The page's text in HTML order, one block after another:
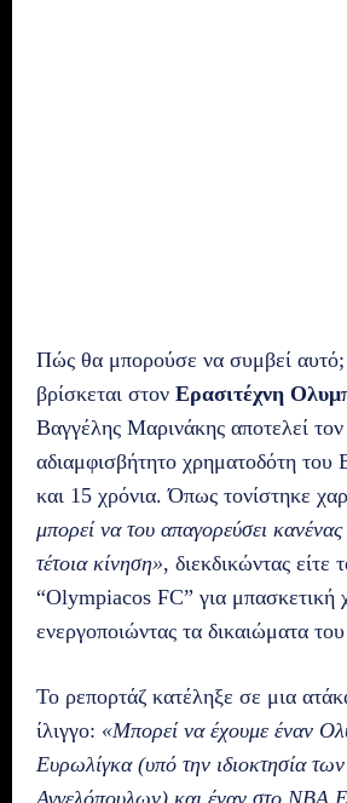
Πώς θα μπορούσε να συμβεί αυτό;
βρίσκεται στον Ερασιτέχνη
Βαγγέλης Μαρινάκης αποτελεί τον
αδιαμφισβήτητο χρηματοδότη του
και 15 χρόνια. Όπως τονίστηκε
μπορεί να του απαγορεύσει
τέτοια κίνηση», διεκδικώντας είτε
“Olympiacos FC” για μπασκετική
ενεργοποιώντας τα δικαιώματα
Το ρεπορτάζ κατέληξε σε μια
ίλιγγο: «Μπορεί να έχουμε έναν
Ευρωλίγκα (υπό την ιδιοκτησία
Αγγελόπουλων) και έναν στο ΝΒΑ